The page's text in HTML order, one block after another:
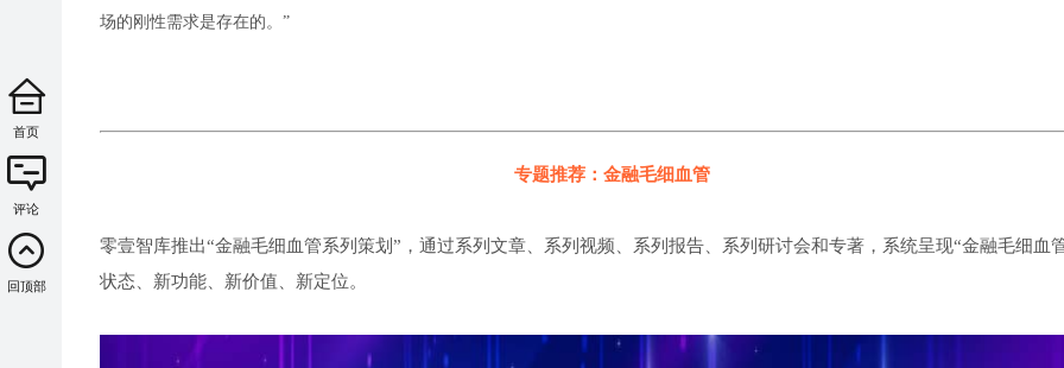
场的刚性需求是存在的。”
专题推荐：金融毛细血管
零壹智库推出“金融毛细血管系列策划”，通过系列文章、系列视频、系列报告、系列研讨会和专著，系统呈现“金融毛细血
状态、新功能、新价值、新定位。
首页
评论
回顶部